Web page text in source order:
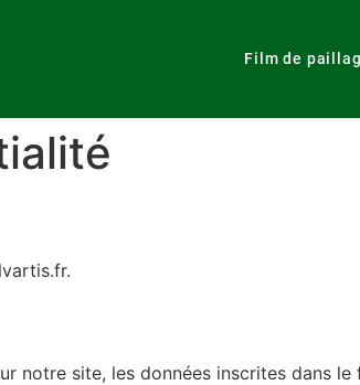
Film de
notre site, les données inscrites dans